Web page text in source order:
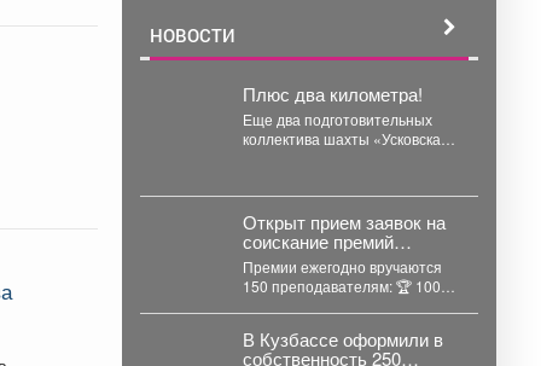
НОВОСТИ
Плюс два километра!
Еще два подготовительных
коллектива шахты «Усковская»
Открыт прием заявок на
соискание премий
Президента Российской
Федерации для
преподавателей в
области музыкального
искусства в 2026 году.
Премии ежегодно вручаются
150 преподавателям: 🏆 100
В Кузбассе оформили в
собственность 250